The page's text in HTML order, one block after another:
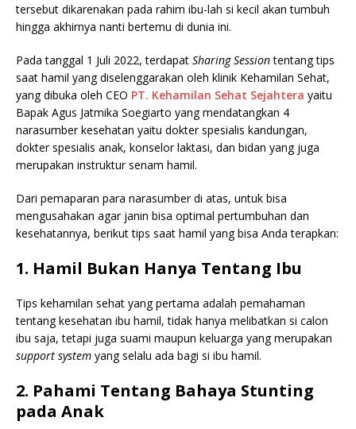
tersebut dikarenakan pada rahim ibu-lah si kecil akan tumbuh
hingga akhirnya nanti bertemu di dunia ini.
Pada tanggal 1 Juli 2022, terdapat Sharing Sessiontentang tips
saat hamil yang diselenggarakan oleh klinik Kehamilan Sehat,
yang dibuka oleh CEO PT. Kehamilan Sehat Sejahtera yaitu
Bapak Agus Jatmika Soegiarto yang mendatangkan 4
narasumber kesehatan yaitu dokter spesialis kandungan,
dokter spesialis anak, konselor laktasi, dan bidan yang juga
merupakan instruktur senam hamil.
Dari pemaparan para narasumber di atas, untuk bisa
mengusahakan agar janin bisa optimal pertumbuhan dan
kesehatannya, berikut tips saat hamil yang bisa Anda terapkan:
1. Hamil Bukan Hanya Tentang Ibu
Tips kehamilan sehat yang pertama adalah pemahaman
tentang kesehatan ibu hamil, tidak hanya melibatkan si calon
ibu saja, tetapi juga suami maupun keluarga yang merupakan
support system yang selalu ada bagi si ibu hamil.
2. Pahami Tentang Bahaya Stunting
pada Anak